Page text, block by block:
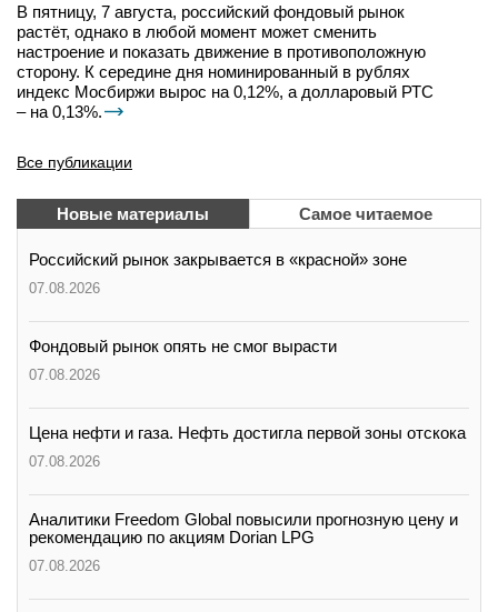
В пятницу, 7 августа, российский фондовый рынок
растёт, однако в любой момент может сменить
настроение и показать движение в противоположную
сторону. К середине дня номинированный в рублях
индекс Мосбиржи вырос на 0,12%, а долларовый РТС
– на 0,13%.
Все публикации
Новые материалы Самое читаемое
Российский рынок закрывается в «красной» зоне
07.08.2026
Фондовый рынок опять не смог вырасти
07.08.2026
Цена нефти и газа. Нефть достигла первой зоны отскока
07.08.2026
Аналитики Freedom Global повысили прогнозную цену и
рекомендацию по акциям Dorian LPG
07.08.2026